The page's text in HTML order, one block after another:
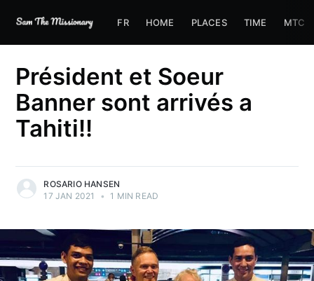
FR HOME PLACES TIME MTC
Président et Soeur
Banner sont arrivés a
Tahiti!!
ROSARIO HANSEN
17 JAN 2021
• 1 MIN READ